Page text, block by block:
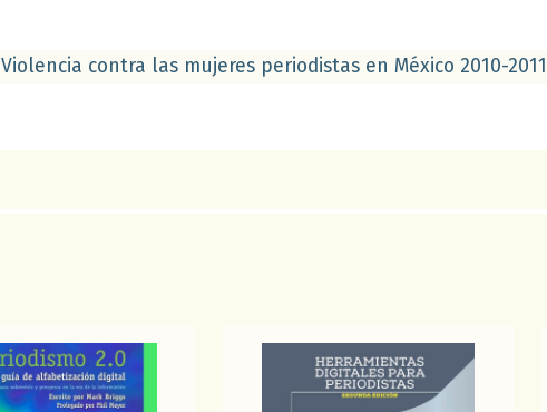
Violencia contra las mujeres periodistas en México 2010-2011